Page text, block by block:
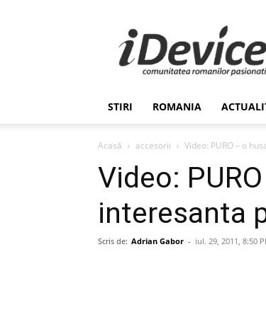
Stiri
de
Ultima
Ora
Romania,
Economie,
iDevice.ro
STIRI ROMANIA
Acasă accesorii Video: PURO – o
Video:
interesanta
Scris de: Adrian Gabor - iul. 29, 2011, 8:50